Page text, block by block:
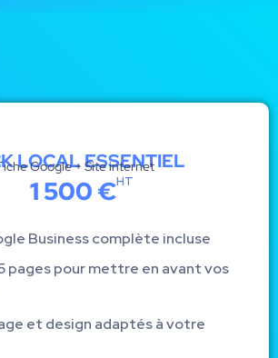
LOCAL ESSENTIEL
Google + Site internet
1 500 €HT
Business complète incluse
pages pour mettre en avant vos
et design adaptés à votre